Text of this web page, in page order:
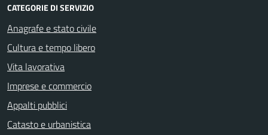
CATEGORIE DI SERVIZIO
Anagrafe e stato civile
Cultura e tempo libero
Vita lavorativa
Imprese e commercio
Appalti pubblici
Catasto e urbanistica